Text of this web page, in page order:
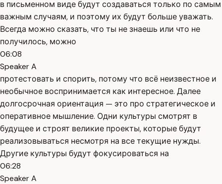
в письменном виде будут создаваться только по самым
важным случаям, и поэтому их будут больше уважать.
Всегда можно сказать, что ты не знаешь или что не
получилось, можно
06:08
Speaker A
протестовать и спорить, потому что всё неизвестное и
необычное воспринимается как интересное. Далее
долгосрочная ориентация — это про стратегическое и
оперативное мышление. Одни культуры смотрят в
будущее и строят великие проекты, которые будут
реализовываться несмотря на все текущие нужды.
Другие культуры будут фокусироваться на
06:28
Speaker A